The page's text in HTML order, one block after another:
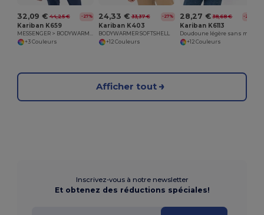
32,09 € 44,25 € -27%
Kariban K659
+3 Couleurs
24,33 € 33,37 € -27%
Kariban K403
BODYWARMER SOFTSHELL
+12 Couleurs
28,27 € 38,68 € -27%
Kariban K6113
+12 Couleurs
Afficher tout
Inscrivez-vous à notre newsletter
Et obtenez des réductions spéciales!